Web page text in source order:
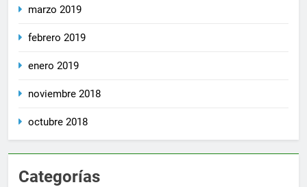
marzo 2019
febrero 2019
enero 2019
noviembre 2018
octubre 2018
Categorías